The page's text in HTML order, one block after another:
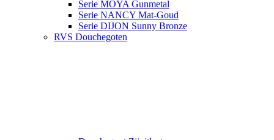
Serie MOYA Gunmetal
Serie NANCY Mat-Goud
Serie DIJON Sunny Bronze
RVS Douchegoten